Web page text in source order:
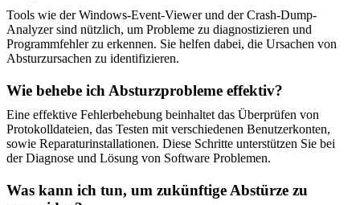
Tools wie der Windows-Event-Viewer und der Crash-Dump-
Analyzer sind nützlich, um Probleme zu diagnostizieren und
Programmfehler zu erkennen. Sie helfen dabei, die Ursachen von
Absturzursachen zu identifizieren.
Wie behebe ich Absturzprobleme effektiv?
Eine effektive Fehlerbehebung beinhaltet das Überprüfen von
Protokolldateien, das Testen mit verschiedenen Benutzerkonten,
sowie Reparaturinstallationen. Diese Schritte unterstützen Sie bei
der Diagnose und Lösung von Software Problemen.
Was kann ich tun, um zukünftige Abstürze zu